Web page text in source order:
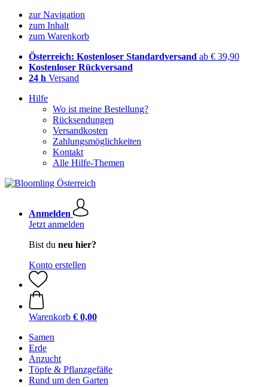
zur Navigation
zum Inhalt
zum Warenkorb
Österreich: Kostenloser Standardversand ab € 39,90
Kostenloser Rückversand
24 h Versand
Hilfe
Wo ist meine Bestellung?
Rücksendungen
Versandkosten
Zahlungsmöglichkeiten
Kontakt
Alle Hilfe-Themen
Anmelden
Jetzt anmelden
Bist du neu hier?
Konto erstellen
Warenkorb € 0,00
Samen
Erde
Anzucht
Töpfe & Pflanzgefäße
Rund um den Garten